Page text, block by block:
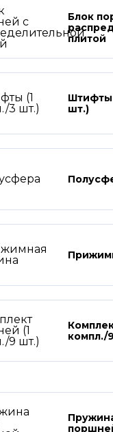
Блок
плитой
Штифты
шт.)
компл./